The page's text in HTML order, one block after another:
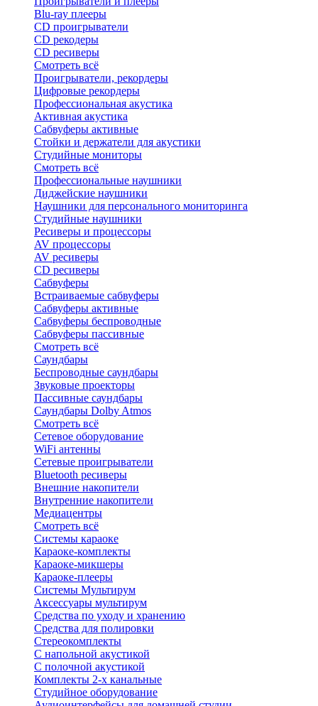
Blu-ray плееры
CD проигрыватели
CD рекодеры
CD ресиверы
Смотреть всё
Проигрыватели, рекордеры
Цифровые рекордеры
Профессиональная акустика
Активная акустика
Сабвуферы активные
Стойки и держатели для акустики
Студийные мониторы
Смотреть всё
Профессиональные наушники
Диджейские наушники
Наушники для персонального мониторинга
Студийные наушники
Ресиверы и процессоры
AV процессоры
AV ресиверы
CD ресиверы
Сабвуферы
Встраиваемые сабвуферы
Сабвуферы активные
Сабвуферы беспроводные
Сабвуферы пассивные
Смотреть всё
Саундбары
Беспроводные саундбары
Звуковые проекторы
Пассивные саундбары
Саундбары Dolby Atmos
Смотреть всё
Сетевое оборудование
WiFi антенны
Сетевые проигрыватели
Bluetooth ресиверы
Внешние накопители
Внутренние накопители
Медиацентры
Смотреть всё
Системы караоке
Караоке-комплекты
Караоке-микшеры
Караоке-плееры
Системы Мультирум
Аксессуары мультирум
Средства по уходу и хранению
Средства для полировки
Стереокомплекты
C напольной акустикой
C полочной акустикой
Комплекты 2-х канальные
Студийное оборудование